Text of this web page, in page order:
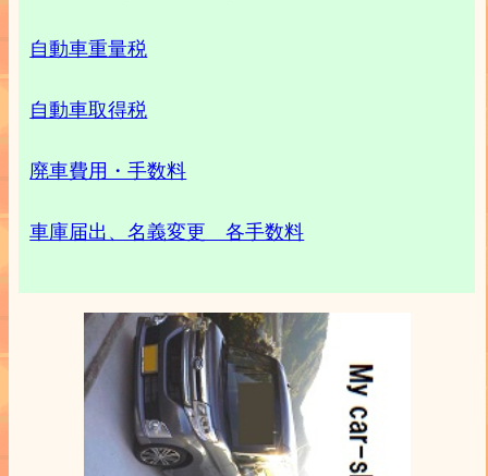
自動車重量税
自動車取得税
廃車費用・手数料
車庫届出、名義変更 各手数料